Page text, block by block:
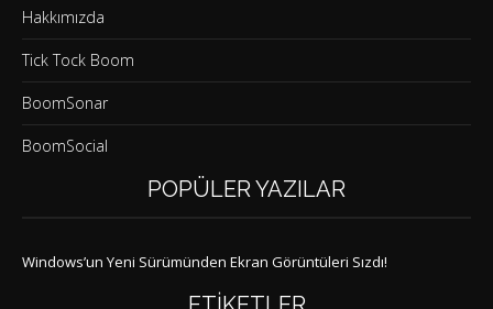
Hakkımızda
Tick Tock Boom
BoomSonar
BoomSocial
POPÜLER YAZILAR
Windows’un Yeni Sürümünden Ekran Görüntüleri Sızdı!